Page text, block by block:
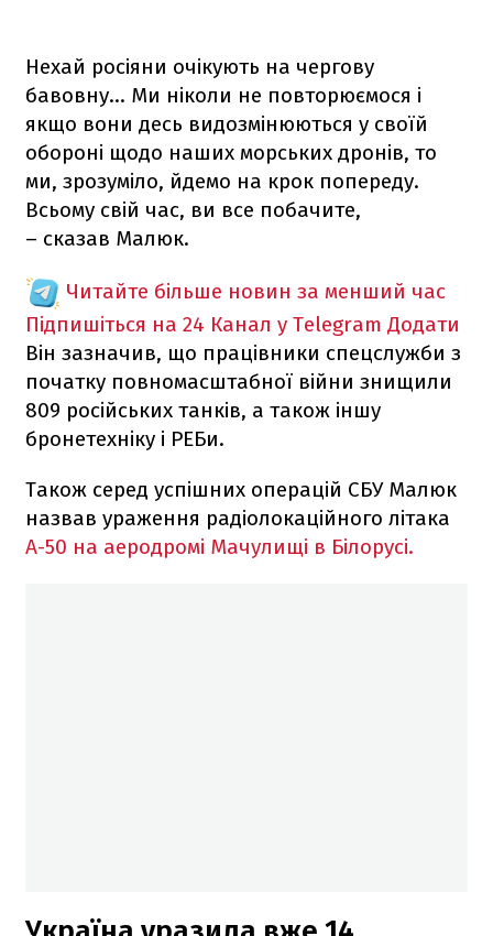
Нехай росіяни очікують на чергову
бавовну… Ми ніколи не повторюємося і
якщо вони десь видозмінюються у своїй
обороні щодо наших морських дронів, то
ми, зрозуміло, йдемо на крок попереду.
Всьому свій час, ви все побачите,
– сказав Малюк.
Читайте більше новин за менший час
Підпишіться на 24 Канал у Telegram Додати
Він зазначив, що працівники спецслужби з
початку повномасштабної війни знищили
809 російських танків, а також іншу
бронетехніку і РЕБи.
Також серед успішних операцій СБУ Малюк
назвав ураження радіолокаційного літака
А-50 на аеродромі Мачулищі в Білорусі.